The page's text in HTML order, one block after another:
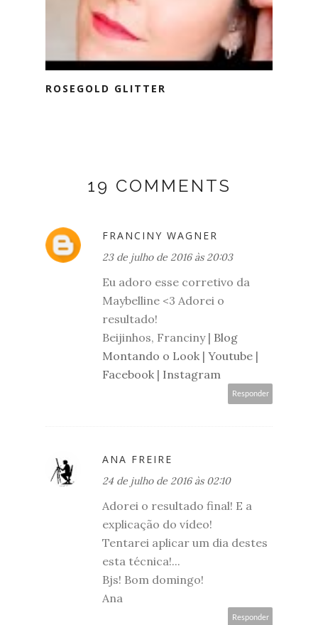
ROSEGOLD GLITTER
19 COMMENTS
FRANCINY WAGNER
23 de julho de 2016 às 20:03
Eu adoro esse corretivo da
Maybelline <3 Adorei o
resultado!
Beijinhos, Franciny | Blog
Montando o Look | Youtube |
Facebook | Instagram
Responder
ANA FREIRE
24 de julho de 2016 às 02:10
Adorei o resultado final! E a
explicação do vídeo!
Tentarei aplicar um dia destes
esta técnica!...
Bjs! Bom domingo!
Ana
Responder